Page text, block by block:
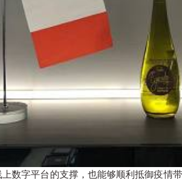
数字平台的支撑，也能够顺利抵御疫情